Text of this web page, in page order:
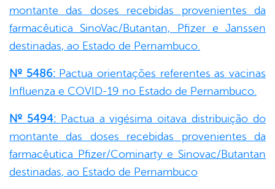
montante das doses recebidas provenientes da
farmacêutica SinoVac/Butantan, Pfizer e Janssen
destinadas, ao Estado de Pernambuco.
Nº 5486:Pactua orientações referentes as vacinas
Influenza e COVID-19 no Estado de Pernambuco.
Nº 5494: Pactua a vigésima oitava distribuição do
montante das doses recebidas provenientes da
farmacêutica Pfizer/Cominarty e Sinovac/Butantan
destinadas, ao Estado de Pernambuco